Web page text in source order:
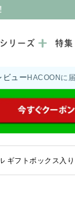
シリーズ 特集
ビューHACOONに
フトボックス入り